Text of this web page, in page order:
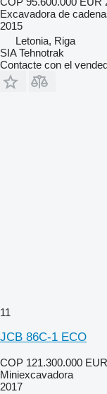
Excavadora de
2015
Letonia, Riga
SIA Tehnotrak
Contacte con el
11
JCB 86C-1 ECO
COP 121.300.000
Miniexcavadora
2017